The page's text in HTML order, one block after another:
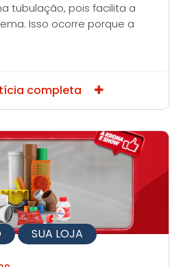
tubulação, pois facilita a
Isso ocorre porque a
completa
SUA LOJA